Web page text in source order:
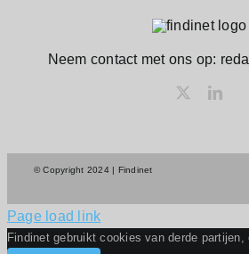
Neem contact met ons op:
© Copyright 2024 | Findinet
Page load link
Findinet gebruikt cookies van derde partijen,